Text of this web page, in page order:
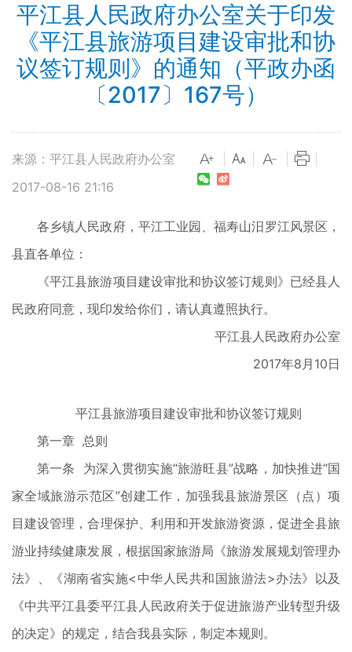
平江县人民政府办公室关于印发
《平江县旅游项目建设审批和协
议签订规则》的通知（平政办函
〔2017〕167号）
来源：平江县人民政府办公室
2017-08-16 21:16
各乡镇人民政府，平江工业园、福寿山汨罗江风景区，
县直各单位：
《平江县旅游项目建设审批和协议签订规则》已经县人
民政府同意，现印发给你们，请认真遵照执行。
平江县人民政府办公室
2017年8月10日
平江县旅游项目建设审批和协议签订规则
第一章 总则
第一条 为深入贯彻实施“旅游旺县”战略，加快推进“国
家全域旅游示范区”创建工作，加强我县旅游景区（点）项
目建设管理，合理保护、利用和开发旅游资源，促进全县旅
游业持续健康发展，根据国家旅游局《旅游发展规划管理办
法》、《湖南省实施<中华人民共和国旅游法>办法》以及
《中共平江县委平江县人民政府关于促进旅游产业转型升级
的决定》的规定，结合我县实际，制定本规则。